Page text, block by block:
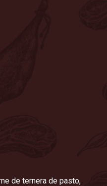
de ternera de pasto,